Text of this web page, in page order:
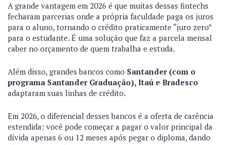
A grande vantagem em 2026 é que muitas dessas fintechs
fecharam parcerias onde a própria faculdade paga os juros
para o aluno, tornando o crédito praticamente “juro zero”
para o estudante. É uma solução que faz a parcela mensal
caber no orçamento de quem trabalha e estuda.
Além disso, grandes bancos como Santander (com o
programa Santander Graduação), Itaú e Bradesco
adaptaram suas linhas de crédito.
Em 2026, o diferencial desses bancos é a oferta de carência
estendida: você pode começar a pagar o valor principal da
dívida apenas 6 ou 12 meses após pegar o diploma, dando